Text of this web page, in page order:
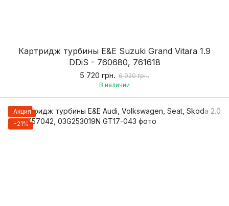
Картридж турбины E&E Suzuki Grand Vitara 1.9
DDiS - 760680, 761618
5 720 грн. 6 920 грн.
В наличии
Акция
−21%